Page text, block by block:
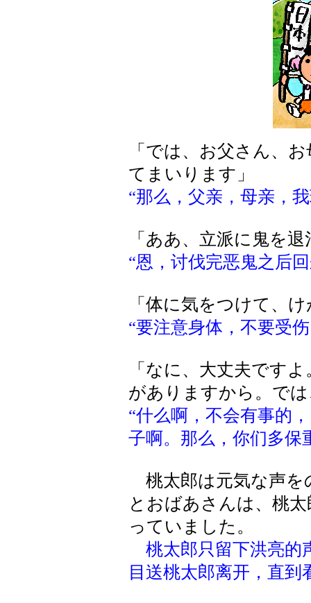
「では、お父さん、
てまいります」
“那么，父亲，母亲，
「ああ、立派に鬼を
“恩，讨伐完恶鬼之后
「体に気をつけて、
“要注意身体，不要受
「なに、大丈夫です
がありますから。で
“什么啊，不会有事的
子啊。那么，你们多保
桃太郎は元気な声を
とおばあさんは、桃
っていました。
桃太郎只留下洪亮的
目送桃太郎离开，直